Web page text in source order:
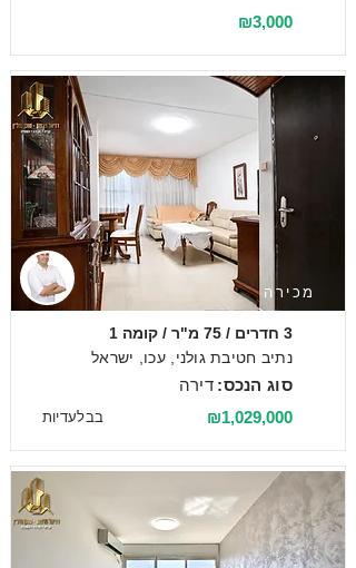
₪3,000
מכירה
3 חדרים / 75 מ"ר / קומה 1
נתיב חטיבת גולני, עכו, ישראל
דירה סוג הנכס:
בבלעדיות ₪1,029,000